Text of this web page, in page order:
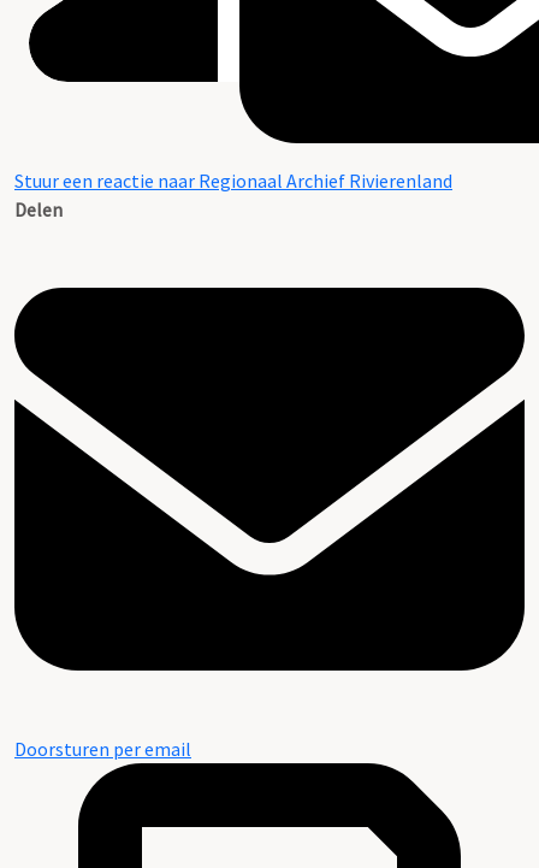
Stuur een reactie naar Regionaal Archief Rivierenland
Delen
Doorsturen per email